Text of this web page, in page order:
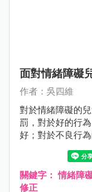
面對情緒障礙
作者：吳四維
對於情緒障礙的
罰，對於好的行
好；對於不良行
語，避免情緒性
關鍵字：情緒障
修正